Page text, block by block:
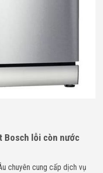
Bosch lỗi còn nước
chuyên cung cấp dịch vụ